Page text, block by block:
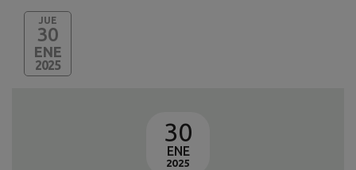
JUE
30
ENE
2025
30
ENE
2025